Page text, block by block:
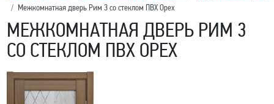
Межкомнатная дверь Рим 3 со стеклом ПВХ Орех
МЕЖКОМНАТНАЯ ДВЕРЬ РИМ 3
СО СТЕКЛОМ ПВХ ОРЕХ